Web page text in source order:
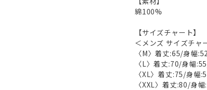
綿100%
【サイズチャート】
＜メンズ サイズチャ
〈M〉着丈:65/身幅
〈L〉着丈:70/身幅
〈XL〉着丈:75/身幅
〈XXL〉着丈:80/身